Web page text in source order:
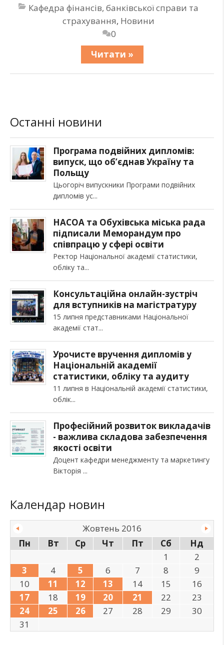
Кафедра фінансів, банківської справи та
страхування, Новини
0
Читати »
Останні новини
Програма подвійних дипломів:
випуск, що об’єднав Україну та
Польщу
Цьогоріч випускники Програми подвійних
дипломів ус
НАСОА та Обухівська міська рада
підписали Меморандум про
співпрацю у сфері освіти
Ректор Національної академії статистики,
обліку та
Консультаційна онлайн-зустріч
для вступників на магістратуру
15 липня представниками Національної
академії стат
Урочисте вручення дипломів у
Національній академії
статистики, обліку та аудиту
11 липня в Національній академії статистики,
облік
Професійний розвиток викладачів
- важлива складова забезпечення
якості освіти
Доцент кафедри менеджменту та маркетингу
Вікторія
Календар новин
Жовтень 2016
Пн
Вт Ср Чт Пт Сб
Нд
1
2
3
4 5 6 7 8
9
10
11 12 13 14 15
16
17
18 19 20 21 22
23
24
25 26 27 28 29
30
31